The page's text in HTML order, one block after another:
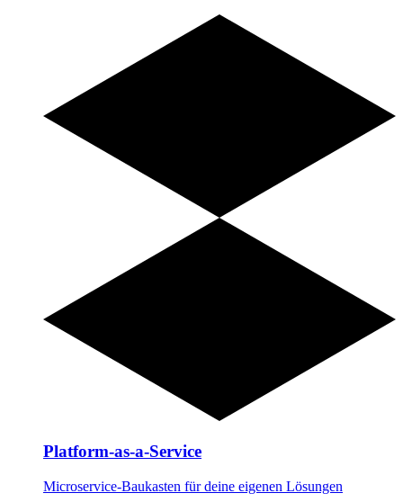
Platform-as-a-Service
Microservice-Baukasten für deine eigenen Lösungen